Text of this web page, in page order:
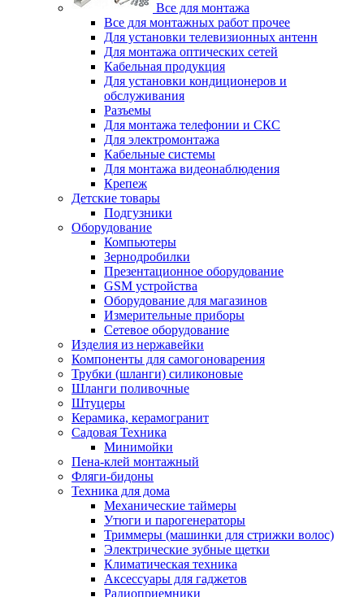
Все для монтажа
Все для монтажных работ прочее
Для установки телевизионных антенн
Для монтажа оптических сетей
Кабельная продукция
Для установки кондиционеров и
обслуживания
Разъемы
Для монтажа телефонии и СКС
Для электромонтажа
Кабельные системы
Для монтажа видеонаблюдения
Крепеж
Детские товары
Подгузники
Оборудование
Компьютеры
Зернодробилки
Презентационное оборудование
GSM устройства
Оборудование для магазинов
Измерительные приборы
Сетевое оборудование
Изделия из нержавейки
Компоненты для самогоноварения
Трубки (шланги) силиконовые
Шланги поливочные
Штуцеры
Керамика, керамогранит
Садовая Техника
Минимойки
Пена-клей монтажный
Фляги-бидоны
Техника для дома
Механические таймеры
Утюги и парогенераторы
Триммеры (машинки для стрижки волос)
Электрические зубные щетки
Климатическая техника
Аксессуары для гаджетов
Радиоприемники